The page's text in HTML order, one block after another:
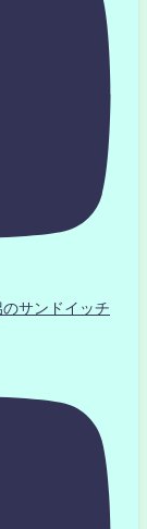
サンドイッチ